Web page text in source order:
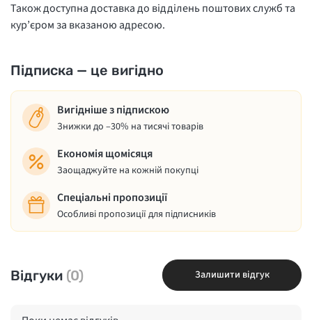
Також доступна доставка до відділень поштових служб та
кур’єром за вказаною адресою.
Підписка — це вигідно
Вигідніше з підпискою
Знижки до –30% на тисячі товарів
Економія щомісяця
Заощаджуйте на кожній покупці
Спеціальні пропозиції
Особливі пропозиції для підписників
Відгуки (0) Залишити відгук